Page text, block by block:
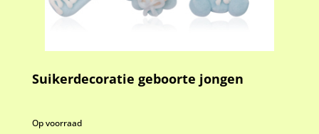
Suikerdecoratie geboorte jongen
Op voorraad